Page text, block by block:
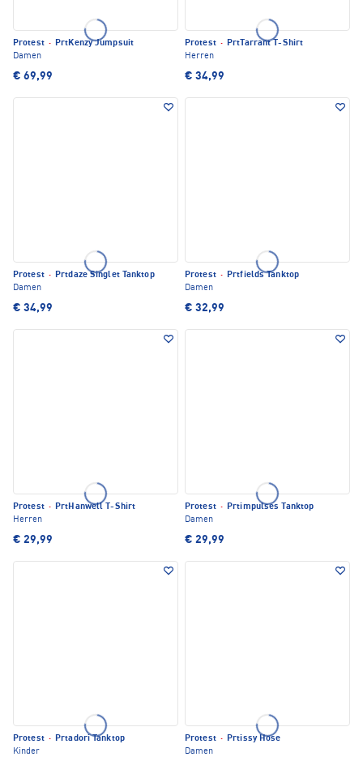
Protest · PrtKenzy Jumpsuit
Damen
€ 69,99
Protest · PrtTarrant T-Shirt
Herren
€ 34,99
Protest · Prtdaze Singlet Tanktop
Damen
€ 34,99
Protest · Prtfields Tanktop
Damen
€ 32,99
Protest · PrtHanwell T-Shirt
Herren
€ 29,99
Protest · Prtimpulses Tanktop
Damen
€ 29,99
Protest · Prtadori Tanktop
Kinder
Protest · Prtissy Hose
Damen